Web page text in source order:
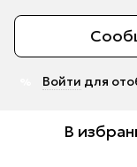
Войти для
В